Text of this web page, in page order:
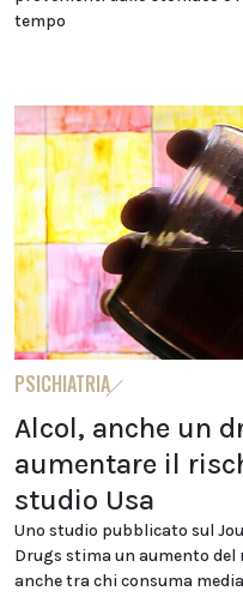
tempo
PSICHIATRIA
Alcol, anche un
aumentare il
studio Usa
Uno studio pubblicato sul
Drugs stima un aumento
anche tra chi consuma